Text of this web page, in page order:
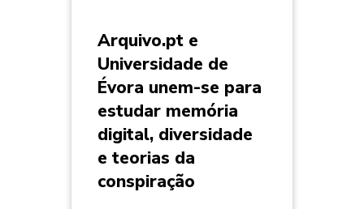
Arquivo.pt e
Universidade de
Évora unem-se para
estudar memória
digital, diversidade
e teorias da
conspiração